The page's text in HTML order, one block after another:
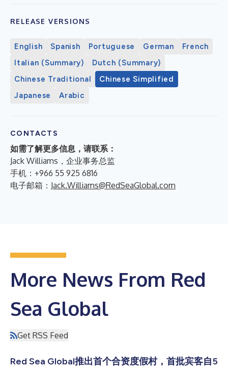
RELEASE VERSIONS
English Spanish Portuguese German
French
Italian (Summary)
Dutch (Summary)
Chinese Traditional
Chinese Simplified
Japanese
Arabic
CONTACTS
如需了解更多信息，请联系：
Jack Williams，企业事务总监
手机：+966 55 925 6816
电子邮箱： Jack.Williams@RedSeaGlobal.com
More News From Red
Sea Global
Get RSS Feed
Red Sea Global推出首个合资度假村，首批宾客自5